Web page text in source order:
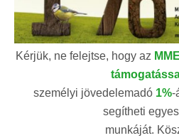
Kérjük, ne felejtse, hogy az
személyi jövedelemadó 1%-
segítheti
munkáját.